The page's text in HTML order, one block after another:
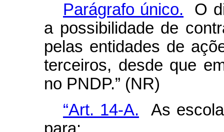
Parágrafo único. O
a possibilidade de
pelas entidades de
terceiros, desde que
no PNDP.” (NR)
“Art. 14-A. As